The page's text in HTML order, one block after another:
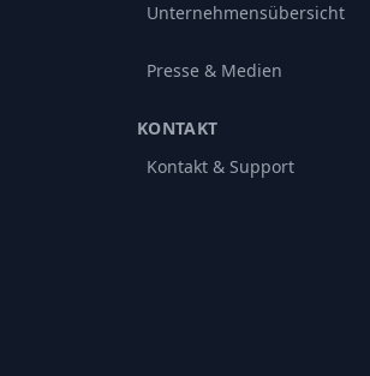
Unternehmensübersicht
Presse & Medien
KONTAKT
Kontakt & Support